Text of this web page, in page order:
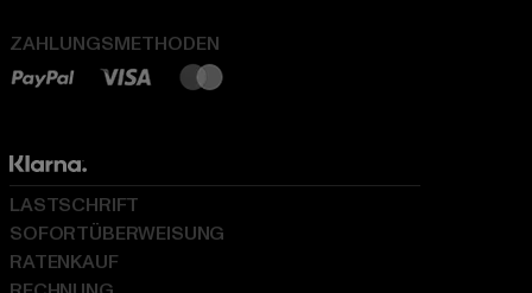
ZAHLUNGSMETHODEN
LASTSCHRIFT
SOFORTÜBERWEISUNG
RATENKAUF